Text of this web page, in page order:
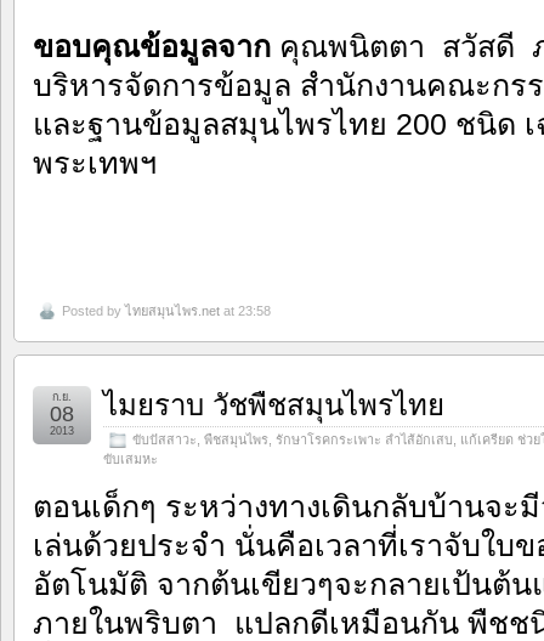
ขอบคุณข้อมูลจาก คุณพนิตตา สวัสดี
บริหารจัดการข้อมูล สำนักงานคณะกร
และฐานข้อมูลสมุนไพรไทย 200 ชนิด
พระเทพฯ
Posted byไทยสมุนไพร.net at 23:58
ไมยราบ วัชพืชสมุนไพรไทย
ขับปัสสาวะ พืชสมุนไพร รักษาโรคกระเพาะ ลำไส้อักเสบ
แก้เครียด ช่ว
ขับเสมหะ
ก.ย.
08
2013
ตอนเด็กๆ ระหว่างทางเดินกลับบ้านจ
เล่นด้วยประจำ นั่นคือเวลาที่เราจับใบ
อัตโนมัติ จากต้นเขียวๆจะกลายเป้นต้น
ภายในพริบตา แปลกดีเหมือนกัน พืชช